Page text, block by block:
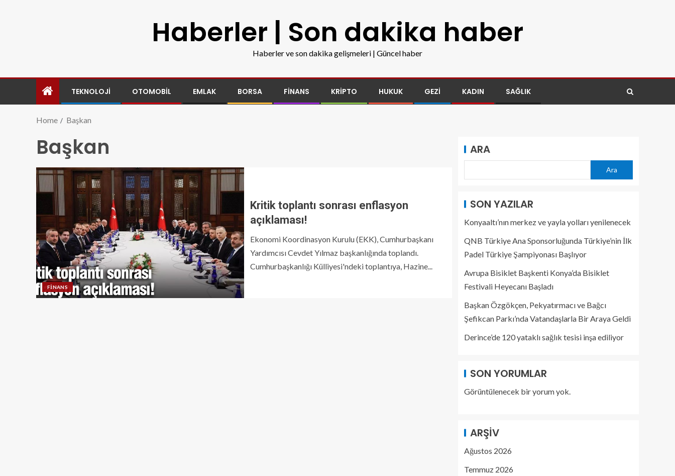
Haberler | Son dakika haber
Haberler ve son dakika gelişmeleri | Güncel haber
TEKNOLOJI OTOMOBIL EMLAK BORSA FINANS KRIPTO HUKUK GEZI KADIN SAĞLIK
Home Başkan
Başkan
FINANS
Kritik toplantı sonrası enflasyon
açıklaması!
Ekonomi Koordinasyon Kurulu (EKK), Cumhurbaşkanı
Yardımcısı Cevdet Yılmaz başkanlığında toplandı.
Cumhurbaşkanlığı Külliyesi'ndeki toplantıya, Hazine...
ARA
Ara
SON YAZILAR
Konyaaltı’nın merkez ve yayla yolları yenilenecek
QNB Türkiye Ana Sponsorluğunda Türkiye’nin İlk
Padel Türkiye Şampiyonası Başlıyor
Avrupa Bisiklet Başkenti Konya’da Bisiklet
Festivali Heyecanı Başladı
Başkan Özgökçen, Pekyatırmacı ve Bağcı
Şefikcan Parkı’nda Vatandaşlarla Bir Araya Geldi
Derince’de 120 yataklı sağlık tesisi inşa ediliyor
SON YORUMLAR
Görüntülenecek bir yorum yok.
ARŞIV
Ağustos 2026
Temmuz 2026